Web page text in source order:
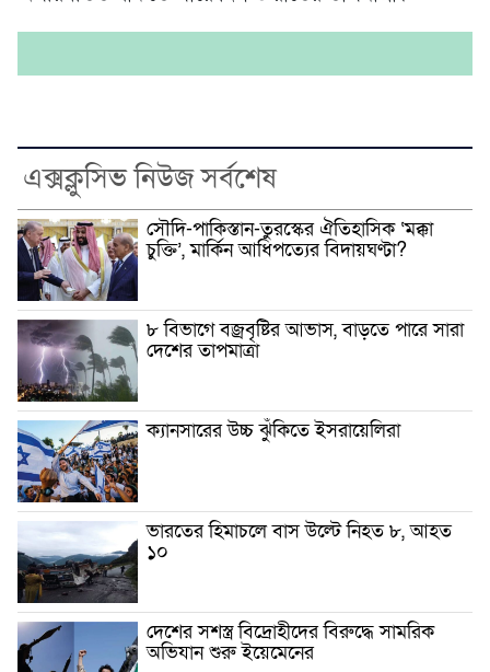
এক্সক্লুসিভ নিউজ সর্বশেষ
সৌদি-পাকিস্তান-তুরস্কের ঐতিহাসিক ‘মক্কা
চুক্তি’, মার্কিন আধিপত্যের বিদায়ঘণ্টা?
৮ বিভাগে বজ্রবৃষ্টির আভাস, বাড়তে পারে সারা
দেশের তাপমাত্রা
ক্যানসারের উচ্চ ঝুঁকিতে ইসরায়েলিরা
ভারতের হিমাচলে বাস উল্টে নিহত ৮, আহত
১০
দেশের সশস্ত্র বিদ্রোহীদের বিরুদ্ধে সামরিক
অভিযান শুরু ইয়েমেনের